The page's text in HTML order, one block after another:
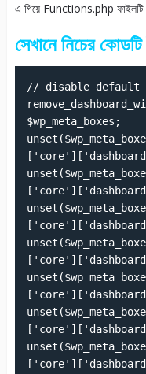
এ গিয়ে Functions.php
সেখানে নিচের
// disable default
$wp_meta_boxes;